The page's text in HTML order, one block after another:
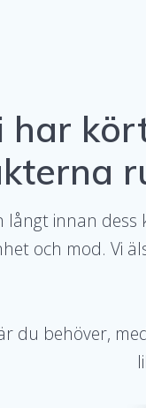
har
långt innan dess
och mod. Vi
du behöver,